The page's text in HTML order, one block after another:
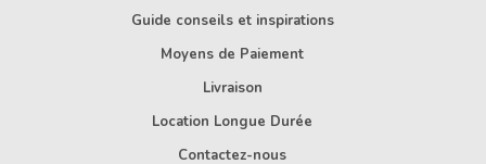
Guide conseils et inspirations
Moyens de Paiement
Livraison
Location Longue Durée
Contactez-nous